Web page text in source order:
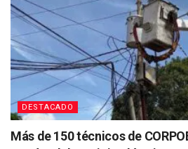
DESTACADO
Más de 150 técnicos de